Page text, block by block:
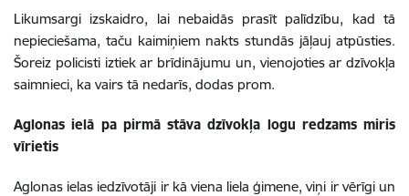
Likumsargi izskaidro, lai nebaidās prasīt palīdzību, kad tā
nepieciešama, taču kaimiņiem nakts stundās jāļauj atpūsties.
Šoreiz policisti iztiek ar brīdinājumu un, vienojoties ar dzīvokļa
saimnieci, ka vairs tā nedarīs, dodas prom.
Aglonas ielā pa pirmā stāva dzīvokļa logu redzams miris
vīrietis
Aglonas ielas iedzīvotāji ir kā viena liela ģimene, viņi ir vērīgi un